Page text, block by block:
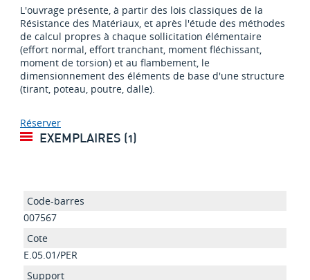
L'ouvrage présente, à partir des lois classiques de la
Résistance des Matériaux, et après l'étude des méthodes
de calcul propres à chaque sollicitation élémentaire
(effort normal, effort tranchant, moment fléchissant,
moment de torsion) et au flambement, le
dimensionnement des éléments de base d'une structure
(tirant, poteau, poutre, dalle).
Réserver
EXEMPLAIRES (1)
007567
E.05.01/PER